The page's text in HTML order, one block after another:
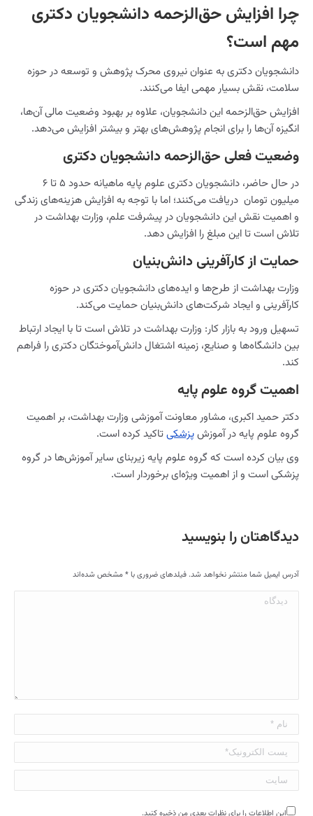
چرا افزایش حق‌الزحمه دانشجویان دکتری
مهم است؟
دانشجویان دکتری به عنوان نیروی محرک پژوهش و توسعه در حوزه
سلامت، نقش بسیار مهمی ایفا می‌کنند.
افزایش حق‌الزحمه این دانشجویان، علاوه بر بهبود وضعیت مالی آن‌ها،
انگیزه آن‌ها را برای انجام پژوهش‌های بهتر و بیشتر افزایش می‌دهد.
وضعیت فعلی حق‌الزحمه دانشجویان دکتری
در حال حاضر، دانشجویان دکتری علوم پایه ماهیانه حدود ۵ تا ۶
میلیون تومان دریافت می‌کنند؛ اما با توجه به افزایش هزینه‌های زندگی
و اهمیت نقش این دانشجویان در پیشرفت علم، وزارت بهداشت در
تلاش است تا این مبلغ را افزایش دهد.
حمایت از کارآفرینی دانش‌بنیان
وزارت بهداشت از طرح‌ها و ایده‌های دانشجویان دکتری در حوزه
کارآفرینی و ایجاد شرکت‌های دانش‌بنیان حمایت می‌کند.
تسهیل ورود به بازار کار: وزارت بهداشت در تلاش است تا با ایجاد ارتباط
بین دانشگاه‌ها و صنایع، زمینه اشتغال دانش‌آموختگان دکتری را فراهم
کند.
اهمیت گروه علوم پایه
دکتر حمید اکبری، مشاور معاونت آموزشی وزارت بهداشت، بر اهمیت
گروه علوم پایه در آموزشپزشکیتاکید کرده است.
وی بیان کرده است که گروه علوم پایه زیربنای سایر آموزش‌ها در گروه
پزشکی است و از اهمیت ویژه‌ای برخوردار است.
دیدگاهتان را بنویسید
آدرس ایمیل شما منتشر نخواهد شد. فیلدهای ضروری با*مشخص شده‌اند
دیدگاه
نام *
پست الکترونیک*
سایت
این اطلاعات را برای نظرات بعدی من ذخیره کنید.